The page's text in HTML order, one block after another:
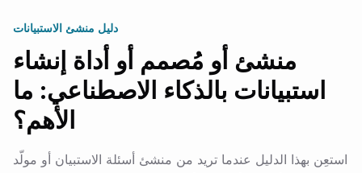
دليل منشئ الاستبيانات
منشئ أو مُصمم أو أداة إنشاء
استبيانات بالذكاء الاصطناعي: ما
الأهم؟
استعِن بهذا الدليل عندما تريد من منشئ أسئلة الاستبيان أو مولّد